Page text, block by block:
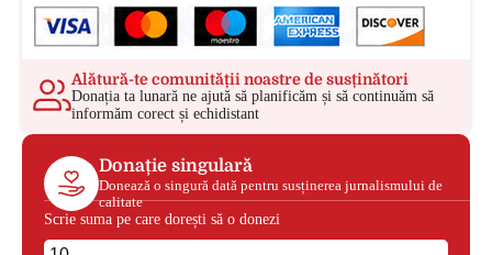
Alătură-te comunității noastre de susținători
Donația ta lunară ne ajută să planificăm și să continuăm să
informăm corect și echidistant
Donație singulară
Donează o singură dată pentru susținerea jurnalismului de
calitate
Scrie suma pe care dorești să o donezi